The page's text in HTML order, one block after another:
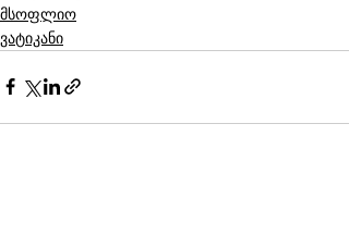
მსოფლიო
ვატიკანი